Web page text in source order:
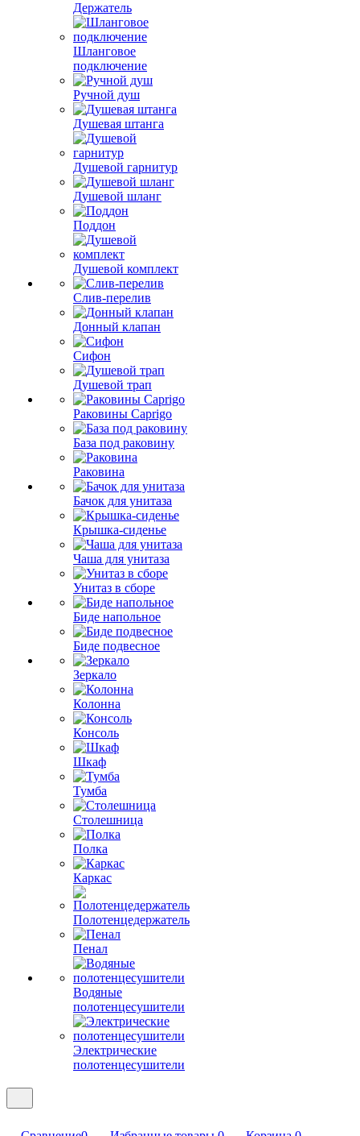
Держатель
Шланговое
подключение
Ручной душ
Душевая штанга
Душевой гарнитур
Душевой шланг
Поддон
Душевой комплект
Слив-перелив
Донный клапан
Сифон
Душевой трап
Раковины Caprigo
База под раковину
Раковина
Бачок для унитаза
Крышка-сиденье
Чаша для унитаза
Унитаз в сборе
Биде напольное
Биде подвесное
Зеркало
Колонна
Консоль
Шкаф
Тумба
Столешница
Полка
Каркас
Полотенцедержатель
Пенал
Водяные
полотенцесушители
Электрические
полотенцесушители